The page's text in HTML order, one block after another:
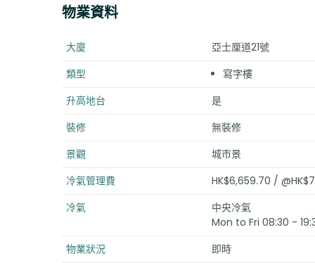
物業資料
大廈
亞士厘道21號
類型
寫字樓
升高地台
是
裝修
無裝修
景觀
城市景
冷氣管理費
HK$6,659.70 /
冷氣
中央冷氣
Mon to Fri 08:30 -
物業狀況
即時